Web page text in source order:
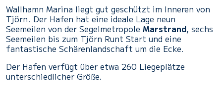
Wallhamn Marina liegt gut geschützt im Inneren von
Tjörn. Der Hafen hat eine ideale Lage neun
Seemeilen von der Segelmetropole Marstrand, sechs
Seemeilen bis zum Tjörn Runt Start und eine
fantastische Schärenlandschaft um die Ecke.
Der Hafen verfügt über etwa 260 Liegeplätze
unterschiedlicher Größe.